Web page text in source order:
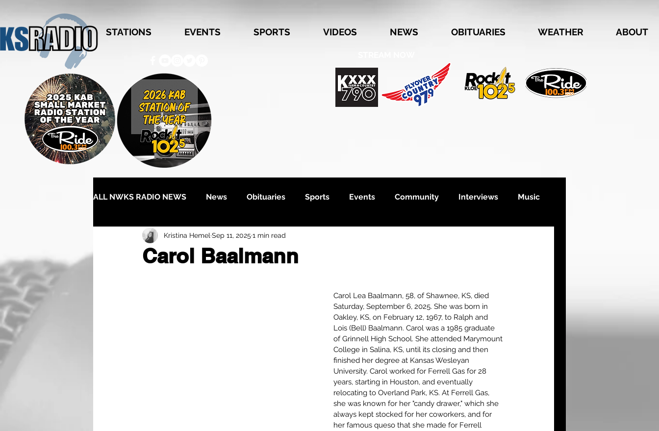
STATIONS EVENTS SPORTS VIDEOS NEWS OBITUARIES WEATHER ABOUT
ALL NWKS RADIO NEWS News Obituaries Sports Events Community Interviews Music
Carol Baalmann
Kristina Hemel Sep 11, 2025 1 min read
Carol Lea Baalmann, 58, of Shawnee, KS, died
Saturday, September 6, 2025. She was born in
Oakley, KS, on February 12, 1967, to Ralph and
Lois (Bell) Baalmann. Carol was a 1985 graduate
of Grinnell High School. She attended Marymount
College in Salina, KS, until its closing and then
finished her degree at Kansas Wesleyan
University. Carol worked for Ferrell Gas for 28
years, starting in Houston, and eventually
relocating to Overland Park, KS. At Ferrell Gas,
she was known for her "candy drawer," which she
always kept stocked for her coworkers, and for
her famous queso that she made for Ferrell